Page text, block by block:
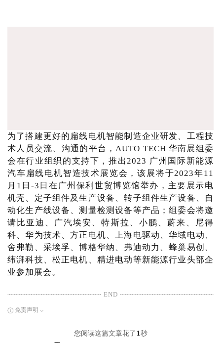
为了搭建更好的扁线电机智能制造企业研发、工程技
术人员交流、沟通的平台，AUTO TECH 华南展组委
会在行业组织的支持下，推出2023 广州国际新能源
汽车扁线电机智造技术展览会，该展将于2023年11
月1日-3日在广州保利世贸博览馆举办，主要展示电
机壳、定子组件及生产设备、转子组件生产设备、自
动化生产线设备、测量检测设备等产品；组委会将邀
请比亚迪、广汽埃安、特斯拉、小鹏、蔚来、尼得
科、华为技术、方正电机、上海电驱动、华域电动、
舍弗勒、采埃孚、博格华纳、弗迪动力、蜂巢易创、
纬湃科技、松正电机、精进电动等新能源行业头部企
业参加展会。
END
免责声明
您阅读这篇文章花了 1秒